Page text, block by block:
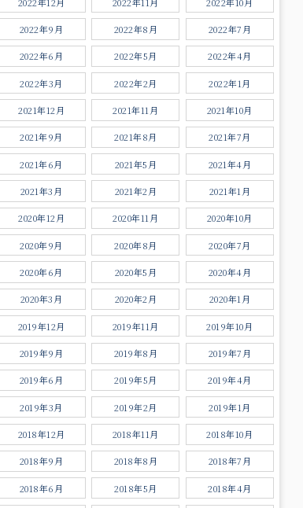
2022年9月 2022年8月 2022年7月
2022年6月 2022年5月 2022年4月
2022年3月 2022年2月 2022年1月
2021年12月 2021年11月 2021年10月
2021年9月 2021年8月 2021年7月
2021年6月 2021年5月 2021年4月
2021年3月 2021年2月 2021年1月
2020年12月 2020年11月 2020年10月
2020年9月 2020年8月 2020年7月
2020年6月 2020年5月 2020年4月
2020年3月 2020年2月 2020年1月
2019年12月 2019年11月 2019年10月
2019年9月 2019年8月 2019年7月
2019年6月 2019年5月 2019年4月
2019年3月 2019年2月 2019年1月
2018年12月 2018年11月 2018年10月
2018年9月 2018年8月 2018年7月
2018年6月 2018年5月 2018年4月